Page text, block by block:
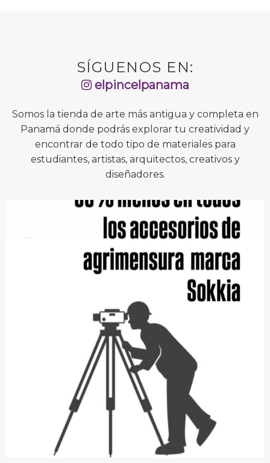
SÍGUENOS EN:
elpincelpanama
Somos la tienda de arte más antigua y completa en
Panamá donde podrás explorar tu creatividad y
encontrar de todo tipo de materiales para
estudiantes, artistas, arquitectos, creativos y
diseñadores.